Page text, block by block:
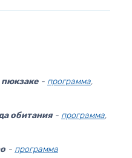
пюкзаке- программа,
обитания- программа,
- программа